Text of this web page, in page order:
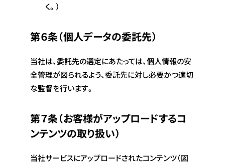
く。）
第６条（個人データの委託先）
当社は、委託先の選定にあたっては、個人情報の安
全管理が図られるよう、委託先に対し必要かつ適切
な監督を行います。
第７条（お客様がアップロードするコ
ンテンツの取り扱い）
当社サービスにアップロードされたコンテンツ（図